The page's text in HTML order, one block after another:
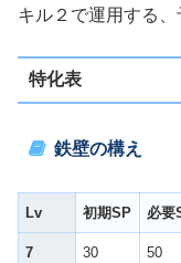
キル２で運用する、
特化表
鉄壁の構え
Lv 初期SP 必要
7 30 50